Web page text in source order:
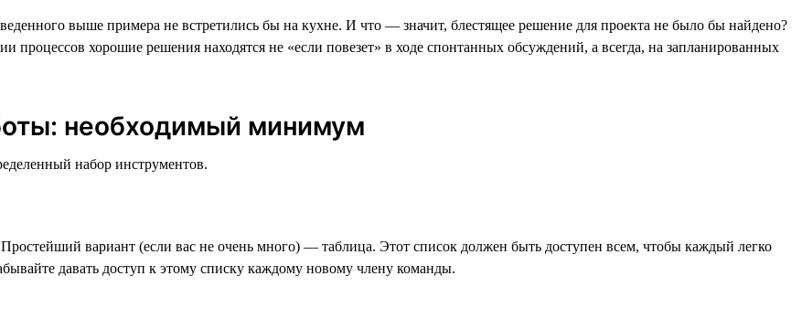
выше примера не встретились бы на кухне. И что — значит, блестящее решение для проекта не было бы найдено?
процессов хорошие решения находятся не «если повезет» в ходе спонтанных обсуждений, а всегда, на запланированных
необходимый минимум
набор инструментов.
вариант (если вас не очень много) — таблица. Этот список должен быть доступен всем, чтобы каждый легко
давать доступ к этому списку каждому новому члену команды.